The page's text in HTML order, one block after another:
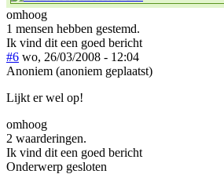
omhoog
1 mensen hebben gestemd.
Ik vind dit een goed bericht
#6 wo, 26/03/2008 - 12:04
Anoniem (anoniem geplaatst)
Lijkt er wel op!
omhoog
2 waarderingen.
Ik vind dit een goed bericht
Onderwerp gesloten